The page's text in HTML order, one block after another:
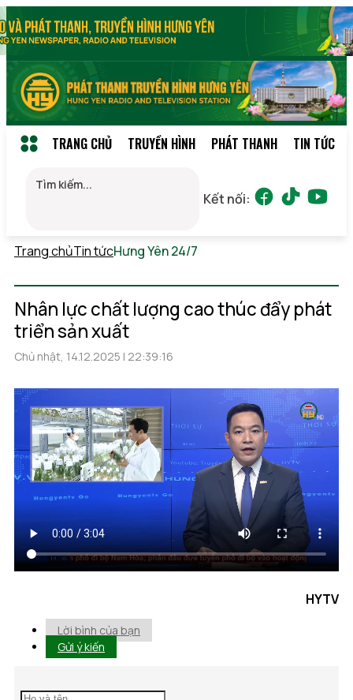
TRANG CHỦ TRUYỀN HÌNH PHÁT THANH TIN TỨC
Kết nối:
Trang chủTin tứcHưng Yên 24/7
Nhân lực chất lượng cao thúc đẩy phát
triển sản xuất
Chủ nhật, 14.12.2025 | 22:39:16
HYTV
Lời bình của bạn
Gửi ý kiến